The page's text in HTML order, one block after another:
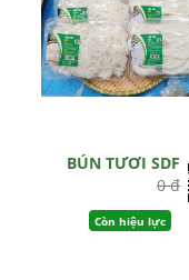
BÚN TƯƠI SDF
0 đ
Còn hiệu lực